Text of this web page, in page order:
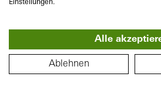
PLAN
Einstellungen.
Alle
Ablehnen